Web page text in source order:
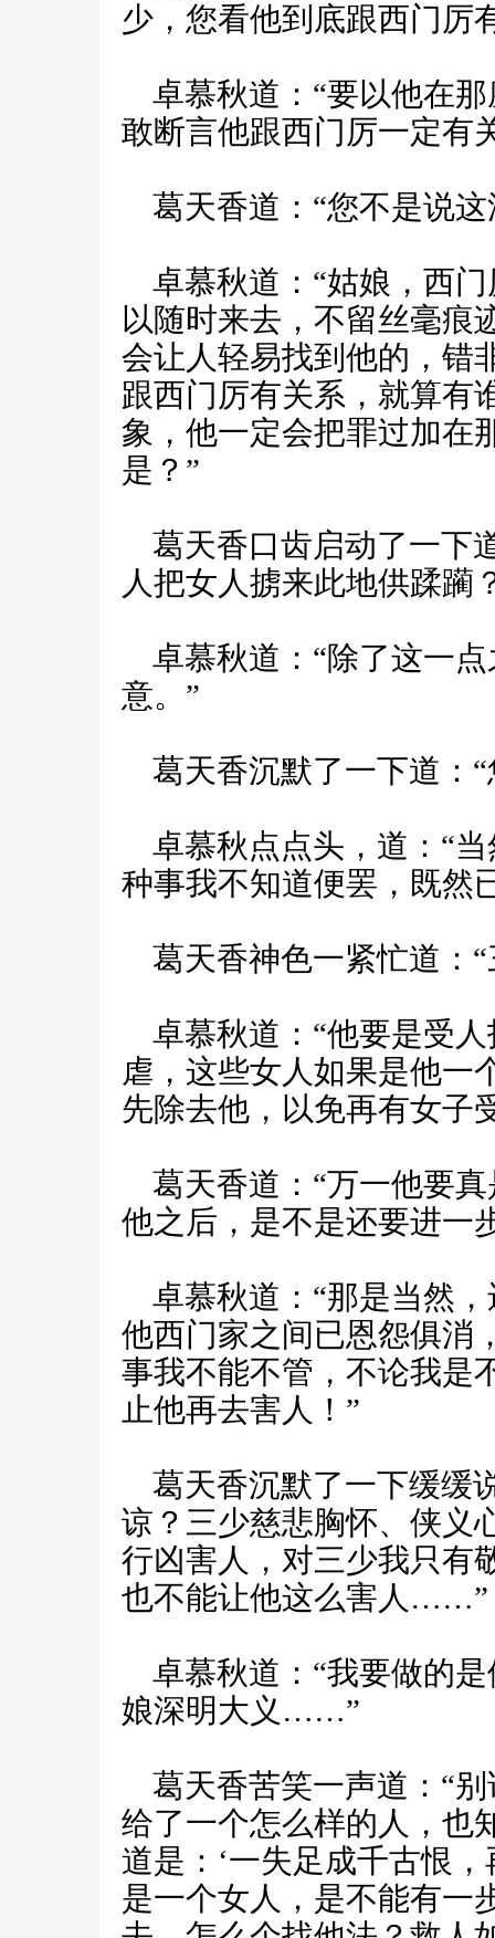
少，您看他到底跟西门厉
卓慕秋道：“要以他在
敢断言他跟西门厉一定有
葛天香道：“您不是说这
卓慕秋道：“姑娘，西
以随时来去，不留丝毫痕
会让人轻易找到他的，错
跟西门厉有关系，就算有
象，他一定会把罪过加在
是？”
葛天香口齿启动了一下
人把女人掳来此地供蹂躏
卓慕秋道：“除了这一
意。”
葛天香沉默了一下道：
卓慕秋点点头，道：“
种事我不知道便罢，既
葛天香神色一紧忙道：
卓慕秋道：“他要是受
虐，这些女人如果是他一
先除去他，以免再有女子
葛天香道：“万一他要
他之后，是不是还要进一
卓慕秋道：“那是当然
他西门家之间已恩怨俱消
事我不能不管，不论我是
止他再去害人！”
葛天香沉默了一下缓缓
谅？三少慈悲胸怀、侠义
行凶害人，对三少我只有
也不能让他这么害人……”
卓慕秋道：“我要做的
娘深明大义……”
葛天香苦笑一声道：“
给了一个怎么样的人，也
道是：‘一失足成千古恨
是一个女人，是不能有一